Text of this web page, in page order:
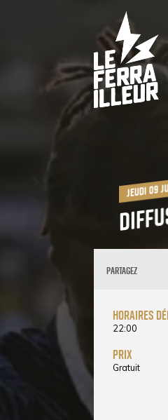
jeudi 09
Partagez
horaires
22:00
prix
Gratuit